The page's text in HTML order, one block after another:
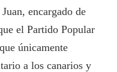
encargado de
el Partido Popular
únicamente
a los canarios y